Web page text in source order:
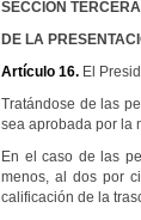
SECCIÓN TERCERA
DE LA
Artículo 16. El
Tratándose de las
sea aprobada por la
En el caso de las
menos, al dos por
calificación de la